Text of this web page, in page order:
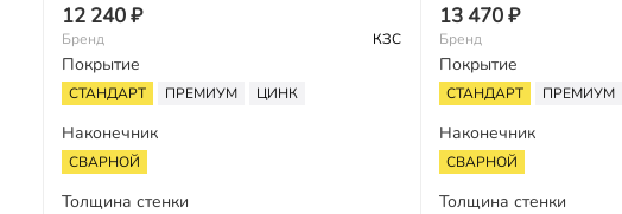
12 240 ₽
Бренд КЗС
Покрытие
СТАНДАРТ ПРЕМИУМ ЦИНК
Наконечник
СВАРНОЙ
Толщина стенки
13 470 ₽
Бренд
Покрытие
СТАНДАРТ ПРЕМИУМ
Наконечник
СВАРНОЙ
Толщина стенки